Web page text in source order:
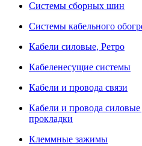
Системы сборных шин
Системы кабельного
Кабели силовые, Ретро
Кабеленесущие системы
Кабели и провода связи
Кабели и провода
прокладки
Клеммные зажимы